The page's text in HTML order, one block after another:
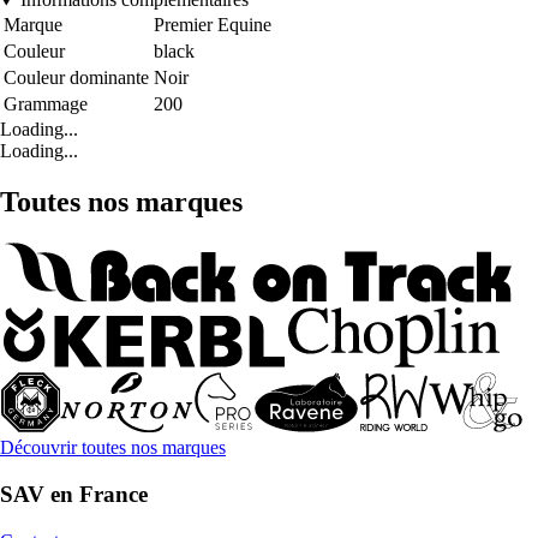
Marque
Premier Equine
Couleur
black
Couleur dominante Noir
Grammage
200
Loading...
Loading...
Toutes nos marques
Découvrir toutes nos marques
SAV en France